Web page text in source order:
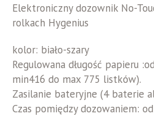
Elektroniczny dozownik No-
rolkach Hygenius
kolor: biało-szary
Regulowana długość papieru
min416 do max 775 listków).
Zasilanie bateryjne (4 baterie
Czas pomiędzy dozowaniem: